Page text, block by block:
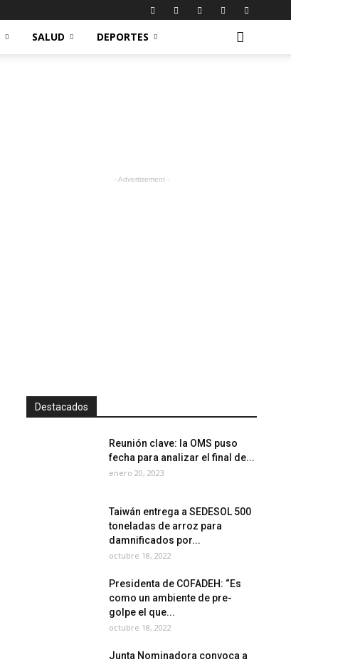
SALUD DEPORTES
- Advertisement -
Destacados
Reunión clave: la OMS puso
fecha para analizar el final de...
enero 20, 2023
Taiwán entrega a SEDESOL 500
toneladas de arroz para
damnificados por...
octubre 18, 2022
Presidenta de COFADEH: “Es
como un ambiente de pre-
golpe el que...
octubre 18, 2022
Junta Nominadora convoca a